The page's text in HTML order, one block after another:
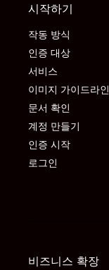
시작하기
작동 방식
인증 대상
서비스
이미지 가이드라인
문서 확인
계정 만들기
인증 시작
로그인
비즈니스 확장